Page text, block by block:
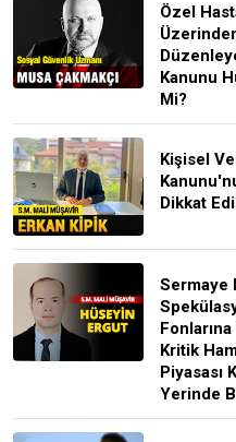
Özel
Kanunu
Mi?
Kişisel
Dikkat
Sermaye
Kritik
Piyasası
Yerinde